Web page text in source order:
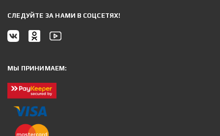
CЛЕДУЙТЕ ЗА НАМИ В СОЦСЕТЯХ!
МЫ ПРИНИМАЕМ: